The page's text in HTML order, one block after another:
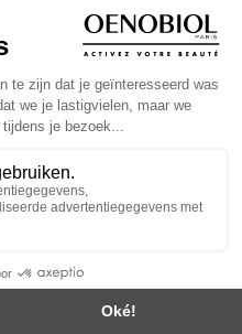
als onderdeel van een gevarieerde,
Aanbevolen dagelijkse dosis niet
het bereik van kinderen houden.